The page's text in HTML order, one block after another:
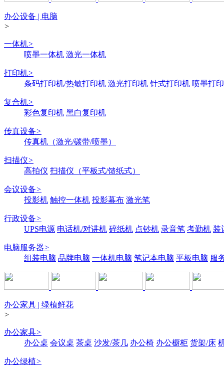
办公设备 | 电脑
>
一体机>
喷墨一体机 激光一体机
打印机>
条码打印机/热敏打印机 激光打印机 针式打印机 喷墨打
复合机>
彩色复印机 黑白复印机
传真设备>
传真机（激光/碳带/喷墨）
扫描仪>
高拍仪 扫描仪（平板式/馈纸式）
会议设备>
投影机 触控一体机 投影幕布 激光笔
行政设备>
UPS电源 电话机/对讲机 碎纸机 点钞机 录音笔 考勤机 装
电脑服务器>
组装电脑 品牌电脑 一体机电脑 笔记本电脑 平板电脑 服
办公家具 | 绿植鲜花
>
办公家具>
办公桌 会议桌 茶桌 沙发/茶几 办公椅 办公橱柜 货架/床
办公绿植>